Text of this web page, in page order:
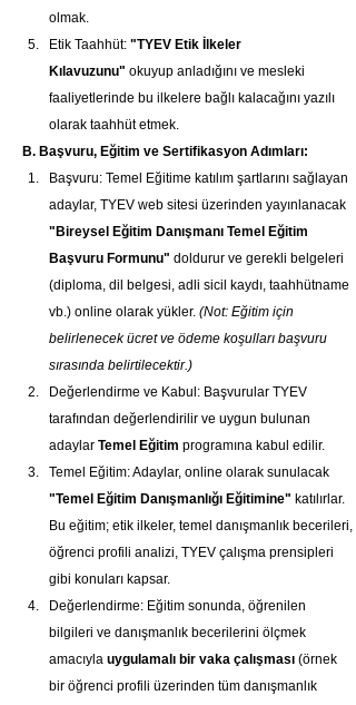
olmak.
Etik Taahhüt: "TYEV Etik İlkeler
Kılavuzunu" okuyup anladığını ve mesleki
faaliyetlerinde bu ilkelere bağlı kalacağını yazılı
olarak taahhüt etmek.
B. Başvuru, Eğitim ve Sertifikasyon Adımları:
Başvuru: Temel Eğitime katılım şartlarını sağlayan
adaylar, TYEV web sitesi üzerinden yayınlanacak
"Bireysel Eğitim Danışmanı Temel Eğitim
Başvuru Formunu" doldurur ve gerekli belgeleri
(diploma, dil belgesi, adli sicil kaydı, taahhütname
vb.) online olarak yükler. (Not: Eğitim için
belirlenecek ücret ve ödeme koşulları başvuru
sırasında belirtilecektir.)
Değerlendirme ve Kabul: Başvurular TYEV
tarafından değerlendirilir ve uygun bulunan
adaylar Temel Eğitim programına kabul edilir.
Temel Eğitim: Adaylar, online olarak sunulacak
"Temel Eğitim Danışmanlığı Eğitimine" katılırlar.
Bu eğitim; etik ilkeler, temel danışmanlık becerileri,
öğrenci profili analizi, TYEV çalışma prensipleri
gibi konuları kapsar.
Değerlendirme: Eğitim sonunda, öğrenilen
bilgileri ve danışmanlık becerilerini ölçmek
amacıyla uygulamalı bir vaka çalışması (örnek
bir öğrenci profili üzerinden tüm danışmanlık